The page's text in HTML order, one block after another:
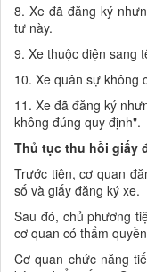
8. Xe đã đăng ký
tư này.
9. Xe thuộc diện sang
10. Xe quân sự không
11. Xe đã đăng ký
không đúng quy định".
Thủ tục thu hồi giấy
Trước tiên, cơ quan
số và giấy đăng ký xe.
Sau đó, chủ phương
cơ quan có thẩm
Cơ quan chức năng